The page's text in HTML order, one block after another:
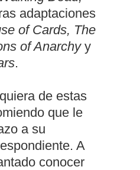
adaptaciones
of Cards, The
of Anarchyy
.
de estas
que le
a su
A
conocer